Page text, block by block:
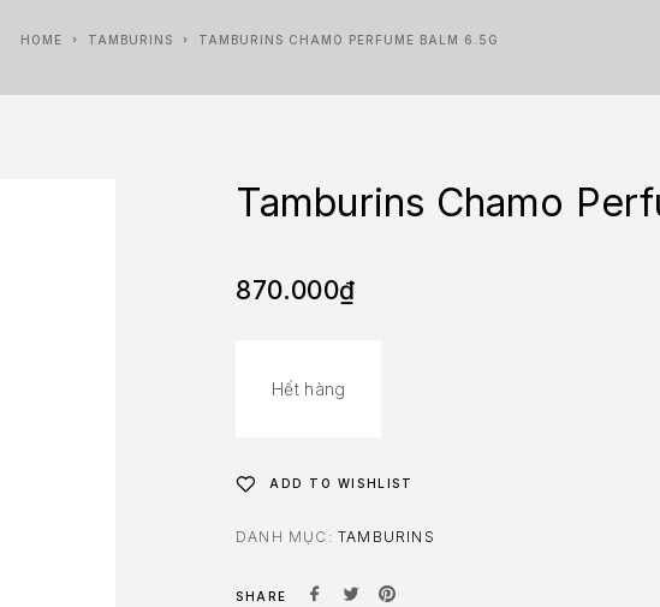
HOME TAMBURINS TAMBURINS CHAMO PERFUME BALM 6.5G
Tamburins Chamo
870.000₫
Hết hàng
ADD TO WISHLIST
DANH MỤC: TAMBURINS
SHARE